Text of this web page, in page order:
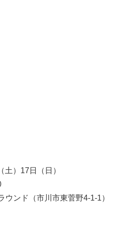
土）17日（日）
ンド（市川市東菅野4‐1‐1）